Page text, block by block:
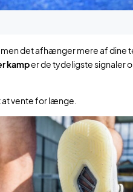
det afhænger mere af dine
kamper de tydeligste signaler
at vente for længe.